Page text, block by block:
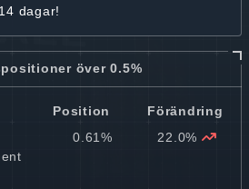
dagar!
över 0.5%
Position
Förändring
0.61% 22.0%